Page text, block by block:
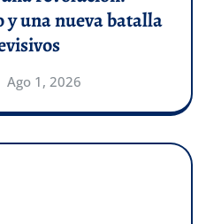
una nueva batalla
Ago 1, 2026